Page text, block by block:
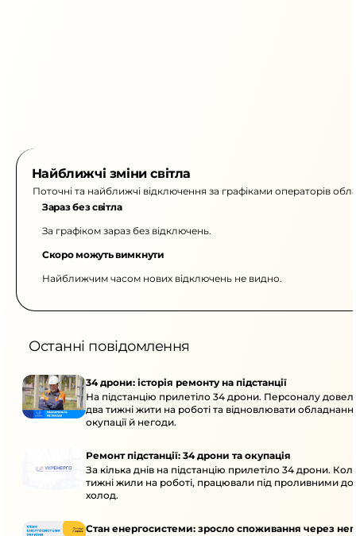
Найближчі зміни світла
Поточні та найближчі відключення за графіками операторів
Зараз без світла
За графіком зараз без відключень.
Скоро можуть вимкнути
Найближчим часом нових відключень не видно.
Останні повідомлення
34 дрони: історія ремонту на підстанції
На підстанцію прилетіло 34 дрони. Персоналу
два тижні жити на роботі та відновлювати
окупації й негоди.
Ремонт підстанції: 34 дрони та окупація
За кілька днів на підстанцію прилетіло 34 дрони.
тижні жили на роботі, працювали під проливними
холод.
Стан енергосистеми: зросло споживання через